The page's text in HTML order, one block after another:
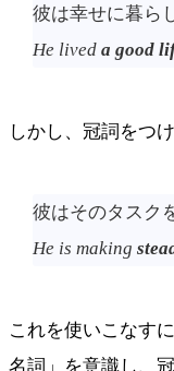
彼は幸せに暮ら
He liveda good
しかし、冠詞をつ
彼はそのタスク
He is making
これを使いこなす
名詞」を意識し、